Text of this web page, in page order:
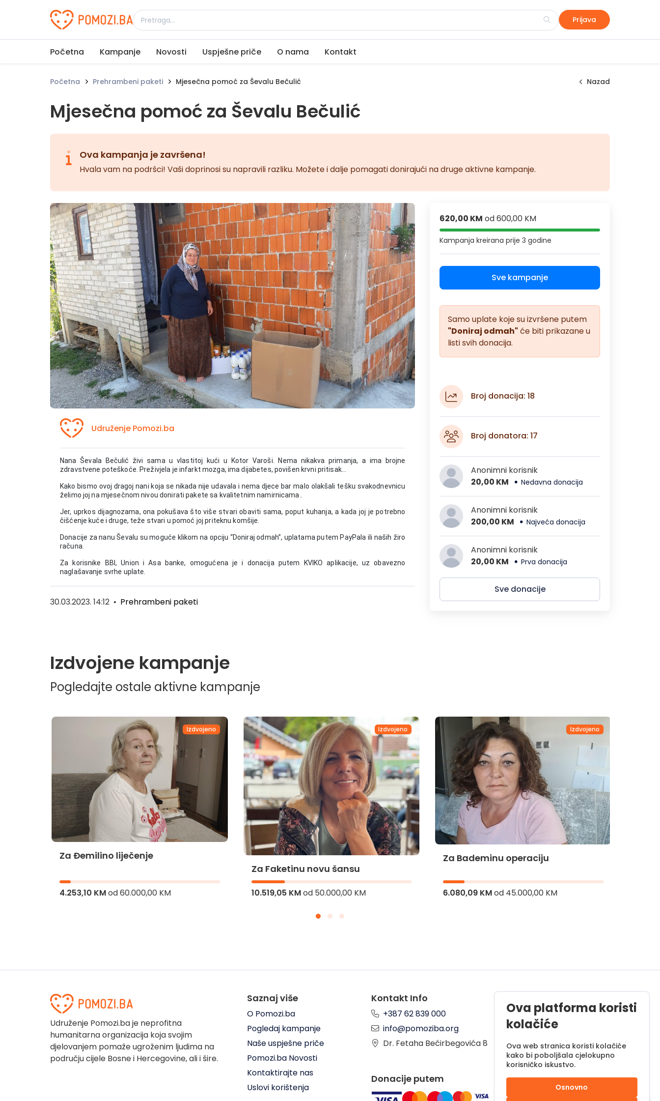
Udruženje Pomozi.ba Prijava
Početna Kampanje Novosti Uspješne priče O nama Kontakt
Početna Prehrambeni paketi Mjesečna pomoć za Ševalu Bečulić Nazad
Mjesečna pomoć za Ševalu Bečulić
Ova kampanja je završena!
Hvala vam na podršci! Vaši doprinosi su napravili razliku. Možete i dalje pomagati donirajući na druge aktivne kampanje.
Udruženje Pomozi.ba
Nana Ševala Bečulić živi sama u vlastitoj kući u Kotor Varoši. Nema nikakva primanja, a ima brojne
zdravstvene poteškoće. Preživjela je infarkt mozga, ima dijabetes, povišen krvni pritisak...
Kako bismo ovoj dragoj nani koja se nikada nije udavala i nema djece bar malo olakšali tešku svakodnevnicu
želimo joj na mjesečnom nivou donirati pakete sa kvalitetnim namirnicama..
Jer, uprkos dijagnozama, ona pokušava što više stvari obaviti sama, poput kuhanja, a kada joj je potrebno
čišćenje kuće i druge, teže stvari u pomoć joj priteknu komšije.
Donacije zananu Ševalu su moguće klikom na opciju “Doniraj odmah”, uplatama putem PayPala ili naših žiro
računa.
Za korisnike BBI, Union i Asa banke, omogućena je i donacija putem KVIKO aplikacije, uz obavezno
naglašavanje svrhe uplate.
30.03.2023. 14:12 • Prehrambeni paketi
620,00 KM od600,00 KM
Kampanja kreiranaprije 3 godine
Sve kampanje
Samo uplate koje su izvršene putem
"Doniraj odmah" će biti prikazane u
listi svih donacija.
Broj donacija: 18
Broj donatora: 17
Anonimni korisnik
20,00 KM
Nedavna donacija
Anonimni korisnik
200,00 KM
Najveća donacija
Anonimni korisnik
20,00 KM
Prva donacija
Sve donacije
Izdvojene kampanje
Pogledajte ostale aktivne kampanje
Izdvojeno
Za Đemilino liječenje
4.253,10 KMod60.000,00 KM
Izdvojeno
Za Faketinu novu šansu
10.519,05 KMod50.000,00 KM
Izdvojeno
Za Bademinu operaciju
6.080,09 KMod 45.000,00 KM
Udruženje Pomozi.ba je neprofitna
humanitarna organizacija koja svojim
djelovanjem pomaže ugroženim ljudima na
području cijele Bosne i Hercegovine, ali i šire.
Saznaj više
O Pomozi.ba
Pogledaj kampanje
Naše uspješne priče
Pomozi.ba Novosti
Kontaktirajte nas
Uslovi korištenja
Kontakt Info
+387 62 839 000
info@pomoziba.org
Dr. Fetaha Bećirbegovića 8
Pon - Pet od 08 do 17h
Sub od 10 do 17h
Nedjelja - neradni dan
Donacije putem
Ova platforma koristi
kolačiće
Ova web stranica koristi kolačiće
kako bi poboljšala cjelokupno
korisničko iskustvo.
Osnovno